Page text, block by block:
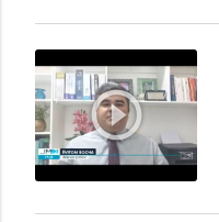
play_circle_outline